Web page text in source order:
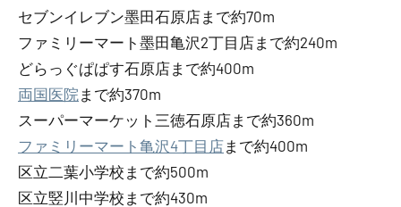
セブンイレブン墨田石原店まで約70m
ファミリーマート墨田亀沢2丁目店まで約240m
どらっぐぱぱす石原店まで約400m
両国医院 まで約370m
スーパーマーケット三徳石原店まで約360m
ファミリーマート亀沢4丁目店まで約400m
区立二葉小学校まで約500m
区立竪川中学校まで約430m